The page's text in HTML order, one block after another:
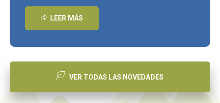
LEER MÁS
VER TODAS LAS NOVEDADES